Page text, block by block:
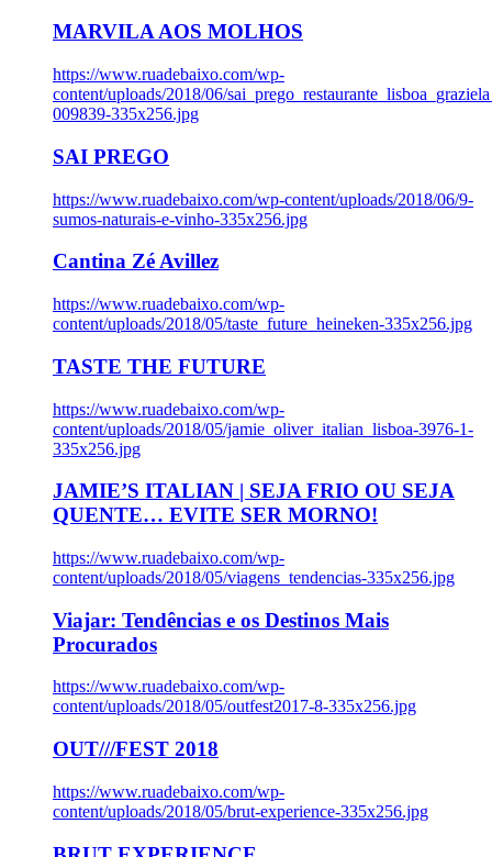
MARVILA AOS MOLHOS
https://www.ruadebaixo.com/wp-
content/uploads/2018/06/
009839-335x256.jpg
SAI PREGO
https://www.ruadebaixo.com/wp-content/uploads/2018/06/9-
sumos-naturais-e-vinho-335x256.jpg
Cantina Zé Avillez
https://www.ruadebaixo.com/wp-
content/uploads/2018/05/taste_future_heineken-335x256.jpg
TASTE THE FUTURE
https://www.ruadebaixo.com/wp-
content/uploads/2018/05/jamie_oliver_italian_lisboa-3976-1-
335x256.jpg
JAMIE’S ITALIAN | SEJA FRIO OU SEJA
QUENTE… EVITE SER MORNO!
https://www.ruadebaixo.com/wp-
content/uploads/2018/05/viagens_tendencias-335x256.jpg
Viajar: Tendências e os Destinos Mais
Procurados
https://www.ruadebaixo.com/wp-
content/uploads/2018/05/outfest2017-8-335x256.jpg
OUT///FEST 2018
https://www.ruadebaixo.com/wp-
content/uploads/2018/05/brut-experience-335x256.jpg